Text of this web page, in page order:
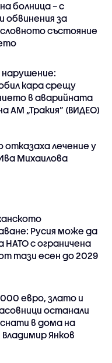
болница – с
обвинения за
състояние
нарушение:
кара срещу
в аварийната
АМ „Тракия” (ВИДЕО)
отказаха лечение у
Михаилова
Русия може да
НАТО с ограничена
тази есен до 2029
евро, злато и
останали
в дома на
Янков